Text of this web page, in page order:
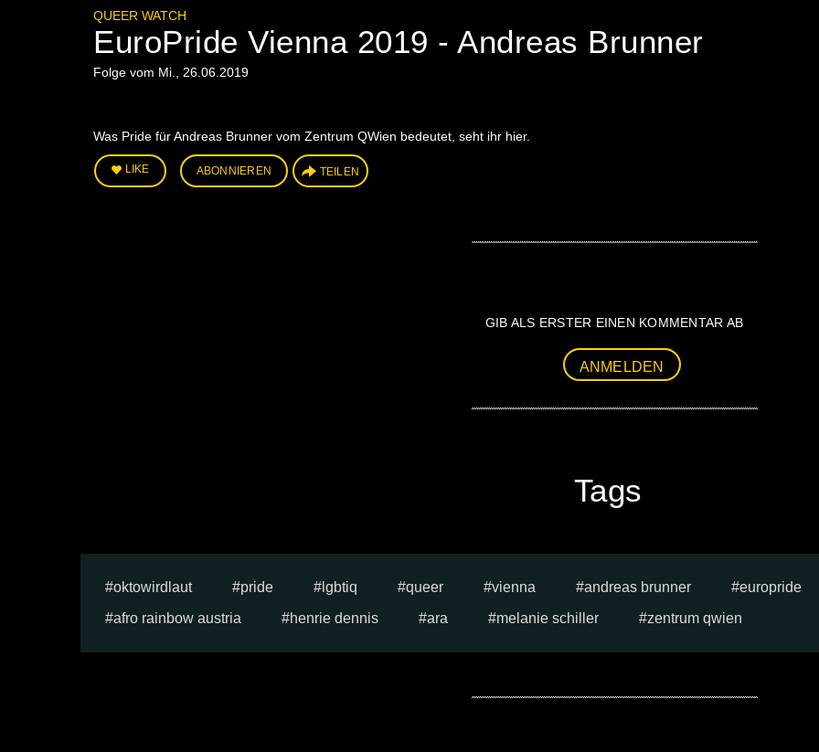
QUEER WATCH
EuroPride Vienna 2019 - Andreas Brunner
Folge vom Mi., 26.06.2019
Was Pride für Andreas Brunner vom Zentrum QWien bedeutet, seht ihr hier.
LIKE ABONNIEREN TEILEN
GIB ALS ERSTER EINEN KOMMENTAR AB
ANMELDEN
Tags
oktowirdlaut pride lgbtiq queer vienna andreas brunner europride
afro rainbow austria
henrie dennis ara melanie schiller zentrum qwien